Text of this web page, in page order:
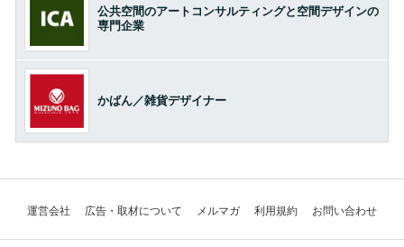
公共空間のアートコンサルティングと空間デザインの
専門企業
かばん／雑貨デザイナー
運営会社 広告・取材について メルマガ 利用規約 お問い合わせ